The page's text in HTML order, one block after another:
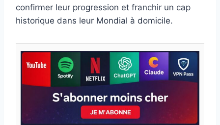
confirmer leur progression et franchir un cap
historique dans leur Mondial à domicile.